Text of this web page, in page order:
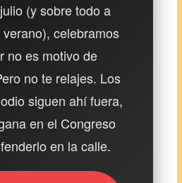
(y sobre todo a
celebramos
no es motivo de
no te relajes. Los
siguen ahí fuera,
en el Congreso
en la calle.